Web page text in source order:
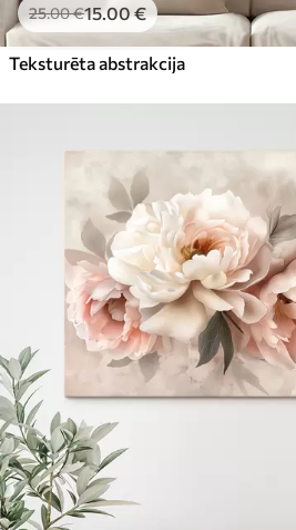
25.00€15.00€
Teksturēta abstrakcija